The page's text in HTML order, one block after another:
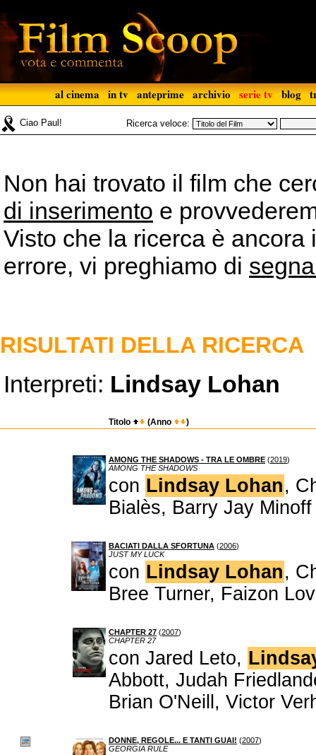
al cinema in tv anteprime archivio serie tv blog
Ciao Paul! Ricerca veloce:
Non hai trovato il film che
di inserimento e
Visto che la ricerca è
errore, vi preghiamo di
RISULTATI DELLA RICERCA
Interpreti: Lindsay Lohan
Titolo (Anno )
AMONG THE SHADOWS - TRA LE OMBRE (2019)
AMONG THE SHADOWS
con Lindsay Lohan,
Bialès, Barry Jay Minoff
BACIATI DALLA SFORTUNA (2006)
JUST MY LUCK
con Lindsay Lohan,
Bree Turner, Faizon
CHAPTER 27 (2007)
CHAPTER 27
con Jared Leto,
Abbott, Judah
Brian O'Neill, Victor
DONNE, REGOLE... E TANTI GUAI! (2007)
GEORGIA RULE